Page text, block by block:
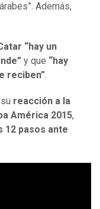
Además,
“hay un
y que “hay
reciben”.
reacción a la
América 2015,
12 pasos ante